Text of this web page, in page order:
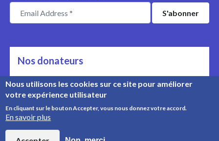
Nos donateurs
Ils nous soutiennent
Rencontrez nos donateurs
© Copyright 2008-2026, UPR Info | Organisation n° CHE-
Nous utilisons les cookies sur ce site pour améliorer
votre expérience utilisateur
En cliquant sur le bouton Accepter, vous nous donnez votre accord.
En savoir plus